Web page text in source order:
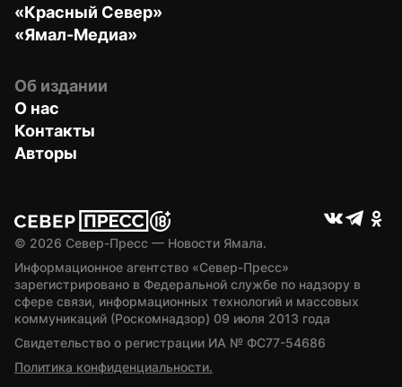
«Красный Север»
«Ямал-Медиа»
Об издании
О нас
Контакты
Авторы
© 2026 Север-Пресс — Новости Ямала.
Информационное агентство «Север-Пресс»
зарегистрировано в Федеральной службе по надзору в
сфере связи, информационных технологий и массовых
коммуникаций (Роскомнадзор) 09 июля 2013 года
Свидетельство о регистрации ИА № ФС77-54686
Политика конфиденциальности.